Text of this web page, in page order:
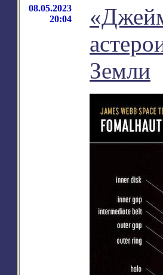
08.05.2023
20:04
Земли